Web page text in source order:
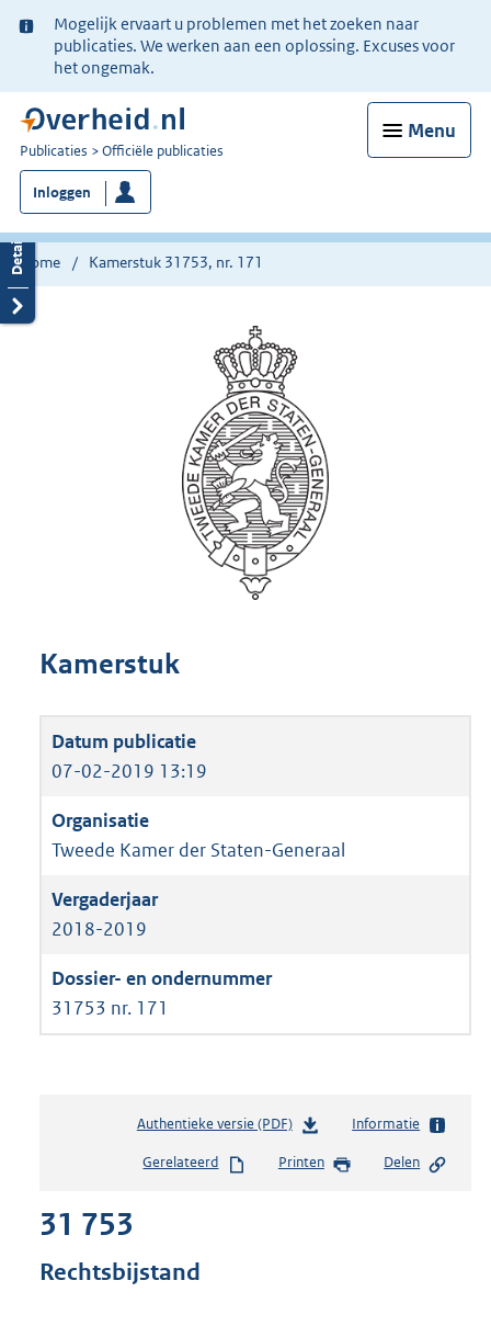
Ter
informatie:
Mogelijk ervaart u problemen met het zoeken naar
publicaties. We werken aan een oplossing. Excuses voor
het ongemak.
Menu
U
bent
nu
hier:
Publicaties Officiële publicaties
Inloggen
Home Kamerstuk 31753, nr. 171
Kamerstuk
07-02-2019 13:19
Tweede Kamer der Staten-Generaal
2018-2019
31753 nr. 171
Authentieke versie (PDF)b
s
Informatie
Gerelateerd Printen Delen
31 753
Rechtsbijstand